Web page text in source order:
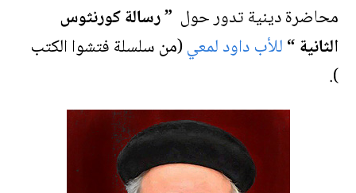
محاضرة دينية تدور حول ” رسالة كورنثوس
الثانية “للأب داود لمعي(من سلسلة فتشوا الكتب
).